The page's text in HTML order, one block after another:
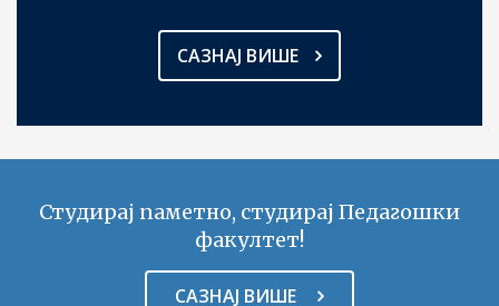
САЗНАЈ ВИШЕ
Студирај паметно, студирај Педагошки
факултет!
САЗНАЈ ВИШЕ